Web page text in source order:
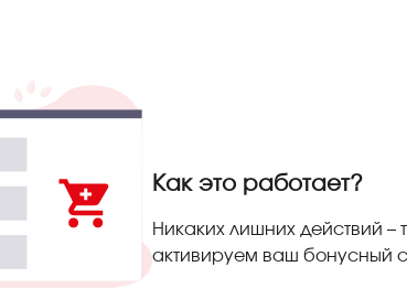
Как это работает?
Никаких лишних действий
активируем ваш бонусный